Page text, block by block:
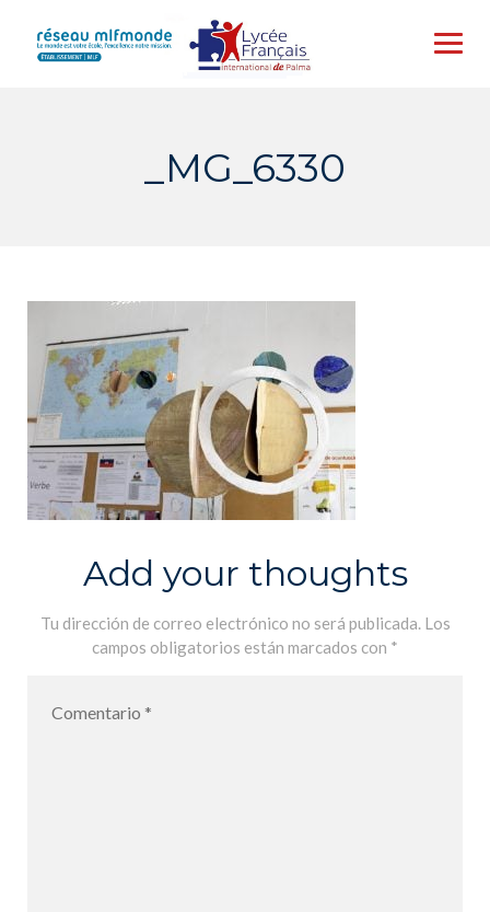
content
_MG_6330
Add your thoughts
Tu dirección de correo electrónico no será publicada. Los
campos obligatorios están marcados con *